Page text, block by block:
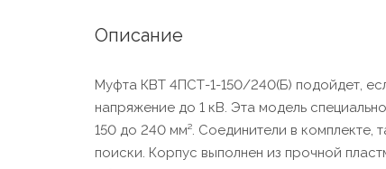
Описание
Муфта КВТ 4ПСТ-1-150/240(Б) подойдет,
напряжение до 1 кВ. Эта модель
150 до 240 мм². Соединители в комплекте,
поиски. Корпус выполнен из прочной